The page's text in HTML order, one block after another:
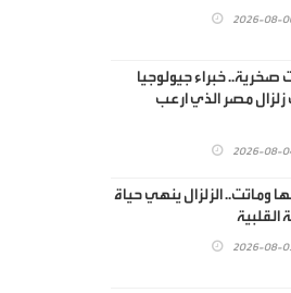
2026-08-
خبراء جيولوجيا
مصر الذي ارعب
2026-08-
وماتت.. الزلزال ينهي حياة
2026-08-